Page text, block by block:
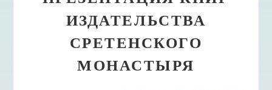
ИЗДАТЕЛЬСТВА
СРЕТЕНСКОГО
МОНАСТЫРЯ